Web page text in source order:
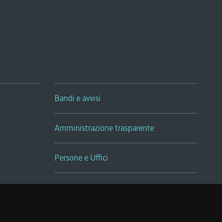
Bandi e avvisi
Amministrazione trasparente
Persone e Uffici
Sala Tiziano Tessitori